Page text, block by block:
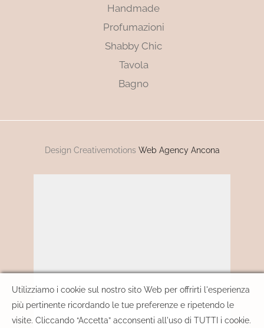
Handmade
Profumazioni
Shabby Chic
Tavola
Bagno
Design Creativemotions Web Agency Ancona
Utilizziamo i cookie sul nostro sito Web per offrirti l'esperienza
più pertinente ricordando le tue preferenze e ripetendo le
visite. Cliccando “Accetta” acconsenti all'uso di TUTTI i cookie.